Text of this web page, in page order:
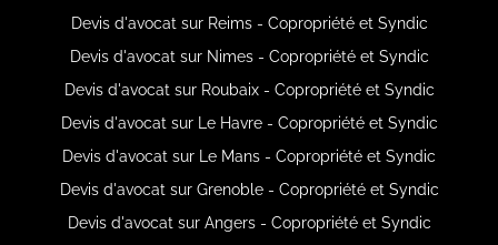
Devis d'avocat sur Reims - Copropriété et Syndic
Devis d'avocat sur Nimes - Copropriété et Syndic
Devis d'avocat sur Roubaix - Copropriété et Syndic
Devis d'avocat sur Le Havre - Copropriété et Syndic
Devis d'avocat sur Le Mans - Copropriété et Syndic
Devis d'avocat sur Grenoble - Copropriété et Syndic
Devis d'avocat sur Angers - Copropriété et Syndic